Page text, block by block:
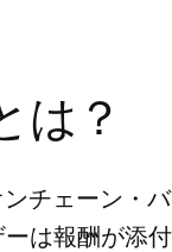
は？
チェーン・
は報酬が添